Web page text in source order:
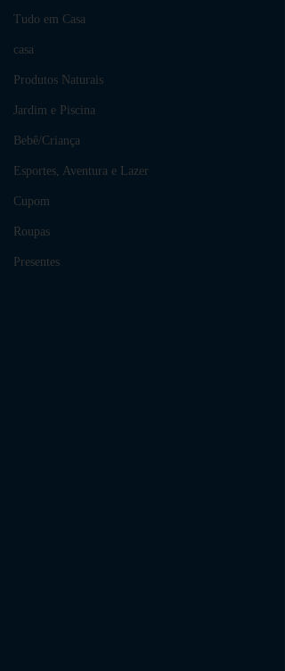
Tudo em Casa
casa
Produtos Naturais
Jardim e Piscina
Bebê/Criança
Esportes, Aventura e Lazer
Cupom
Roupas
Presentes